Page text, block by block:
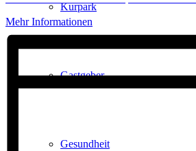
Kurpark
Gastgeber
Gesundheit
Mehr Informationen